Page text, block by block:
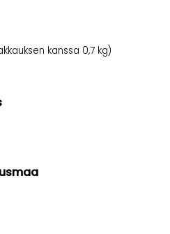
kanssa 0,7 kg)